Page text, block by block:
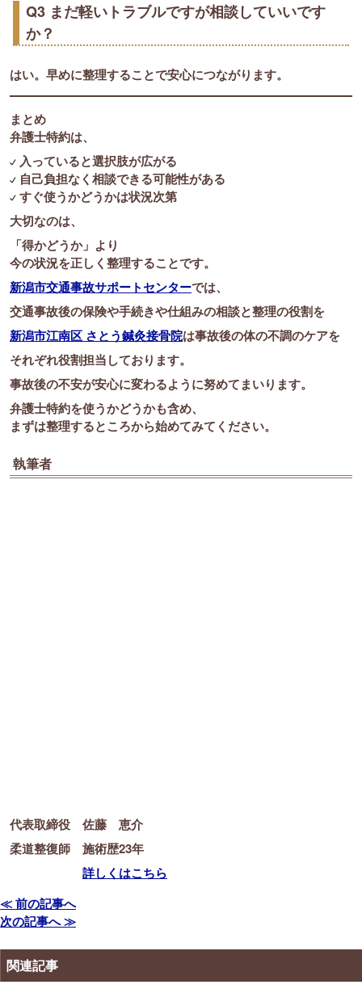
Q3 まだ軽いトラブルですが相談していいです
か？
はい。早めに整理することで安心につながります。
まとめ
弁護士特約は、
入っていると選択肢が広がる
自己負担なく相談できる可能性がある
すぐ使うかどうかは状況次第
大切なのは、
「得かどうか」より
今の状況を正しく整理することです。
新潟市交通事故サポートセンターでは、
交通事故後の保険や手続きや仕組みの相談と整理の役割を
新潟市江南区 さとう鍼灸接骨院は事故後の体の不調のケアを
それぞれ役割担当しております。
事故後の不安が安心に変わるように努めてまいります。
弁護士特約を使うかどうかも含め、
まずは整理するところから始めてみてください。
執筆者
代表取締役 佐藤 恵介
柔道整復師 施術歴23年
詳しくはこちら
≪ 前の記事へ
次の記事へ ≫
関連記事